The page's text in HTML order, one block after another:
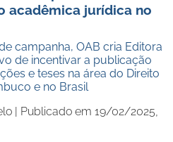
acadêmica jurídica no
campanha, OAB cria Editora
de incentivar a publicação
e teses na área do Direito
e no Brasil
| Publicado em 19/02/2025,